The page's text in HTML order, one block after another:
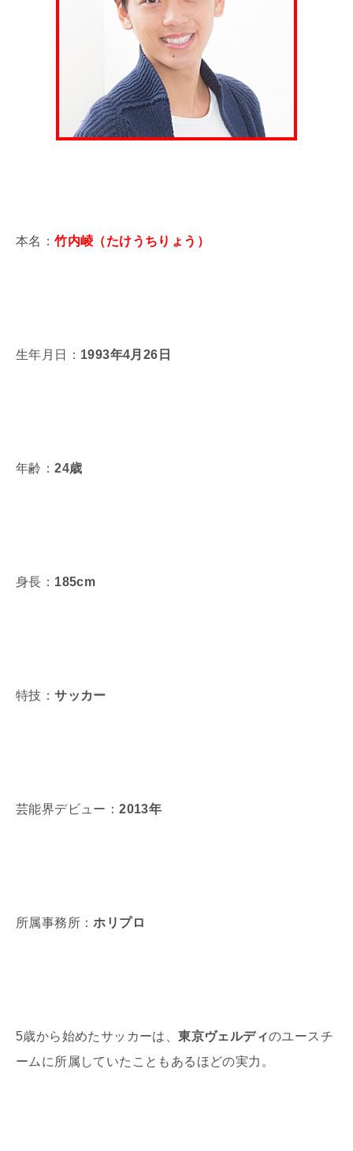
本名：竹内崚（たけうちりょう）
生年月日： 1993年4月26日
年齢：24歳
身長： 185cm
特技：サッカー
芸能界デビュー：2013年
所属事務所：ホリプロ
5歳から始めたサッカーは、東京ヴェルディのユースチ
ームに所属していたこともあるほどの実力。